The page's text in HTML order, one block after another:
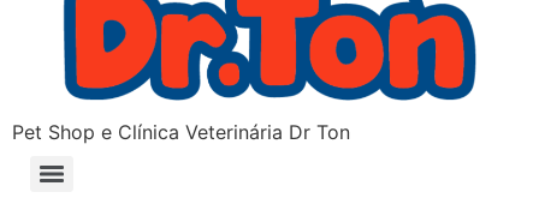
Pet Shop e Clínica Veterinária Dr Ton